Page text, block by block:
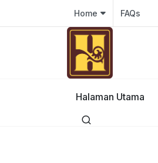
Home FAQs
Halaman Utama